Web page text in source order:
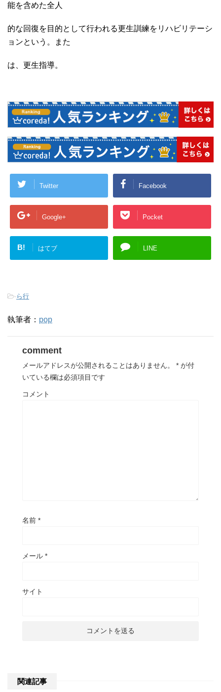
能を含めた全人
的な回復を目的として行われる更生訓練をリハビリテーシ
ョンという。また
は、更生指導。
Twitter Facebook
Google+ Pocket
B! はてブ LINE
-ら行
執筆者： pop
comment
メールアドレスが公開されることはありません。 * が付
いている欄は必須項目です
コメント
名前 *
メール *
サイト
関連記事